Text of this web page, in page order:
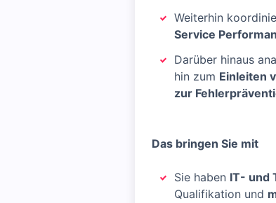
Weiterhin
Service
Darüber hinaus
hin zum Einleiten
zur
Das bringen Sie mit
Sie haben IT- und
Qualifikation und